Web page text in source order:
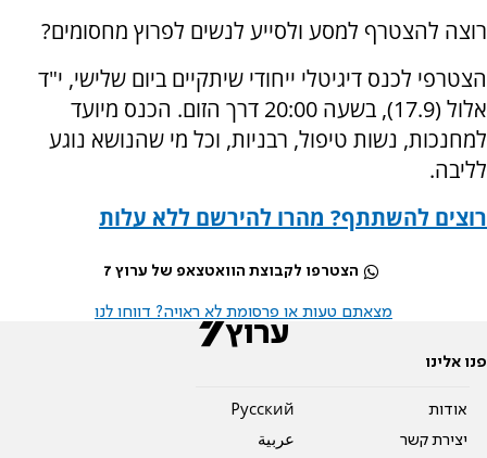
רוצה להצטרף למסע ולסייע לנשים לפרוץ מחסומים?
הצטרפי לכנס דיגיטלי ייחודי שיתקיים ביום שלישי, י"ד
אלול (17.9), בשעה 20:00 דרך הזום. הכנס מיועד
למחנכות, נשות טיפול, רבניות, וכל מי שהנושא נוגע
לליבה.
רוצים להשתתף? מהרו להירשם ללא עלות
הצטרפו לקבוצת הוואטצאפ של ערוץ 7
מצאתם טעות או פרסומת לא ראויה? דווחו לנו
פנו אלינו
אודות
יצירת קשר
Pусский
عربية